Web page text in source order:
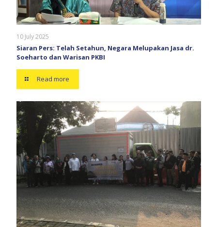
10 July 2025
Siaran Pers: Telah Setahun, Negara Melupakan Jasa dr.
Soeharto dan Warisan PKBI
Read more